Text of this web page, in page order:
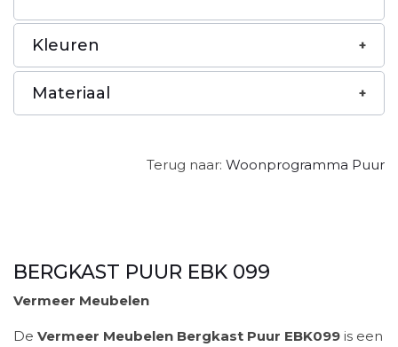
Kleuren
Materiaal
Terug naar: Woonprogramma Puur
BERGKAST PUUR EBK 099
Vermeer Meubelen
De Vermeer Meubelen Bergkast Puur EBK099 is een